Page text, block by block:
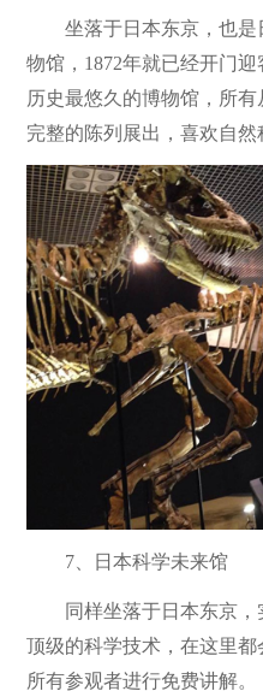
坐落于日本东京，也是
物馆，1872年就已经开门
历史最悠久的博物馆，所
完整的陈列展出，喜欢自
7、日本科学未来馆
同样坐落于日本东京，
顶级的科学技术，在这里
所有参观者进行免费讲解。